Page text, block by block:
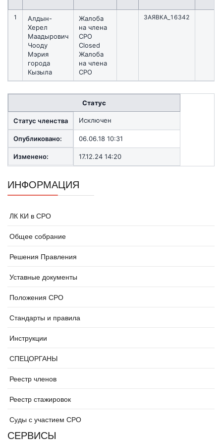
1
Алдын-
Херел
Маадырович
Чооду
Мэрия
города
Кызыла
Жалоба
на члена
СРО
Closed
Жалоба
на члена
СРО
ЗАЯВКА_16342
Статус
Статус членства Исключен
Опубликовано: 06.06.18 10:31
Изменено: 17.12.24 14:20
ИНФОРМАЦИЯ
ЛК КИ в СРО
Общее собрание
Решения Правления
Уставные документы
Положения СРО
Стандарты и правила
Инструкции
СПЕЦОРГАНЫ
Реестр членов
Реестр стажировок
Суды с участием СРО
СЕРВИСЫ